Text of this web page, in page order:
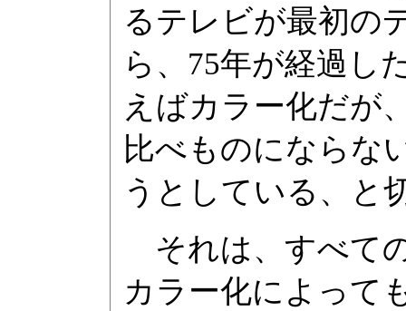
るテレビが最初の
ら、75年が経過し
えばカラー化だが
比べものにならな
うとしている、と
それは、すべて
カラー化によって